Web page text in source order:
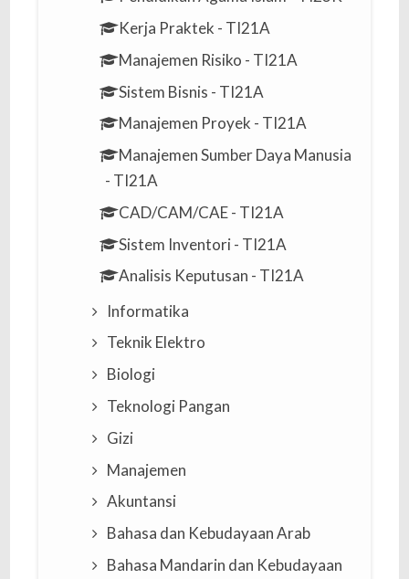
Kerja Praktek - TI21A
Manajemen Risiko - TI21A
Sistem Bisnis - TI21A
Manajemen Proyek - TI21A
Manajemen Sumber Daya Manusia
- TI21A
CAD/CAM/CAE - TI21A
Sistem Inventori - TI21A
Analisis Keputusan - TI21A
Informatika
Teknik Elektro
Biologi
Teknologi Pangan
Gizi
Manajemen
Akuntansi
Bahasa dan Kebudayaan Arab
Bahasa Mandarin dan Kebudayaan